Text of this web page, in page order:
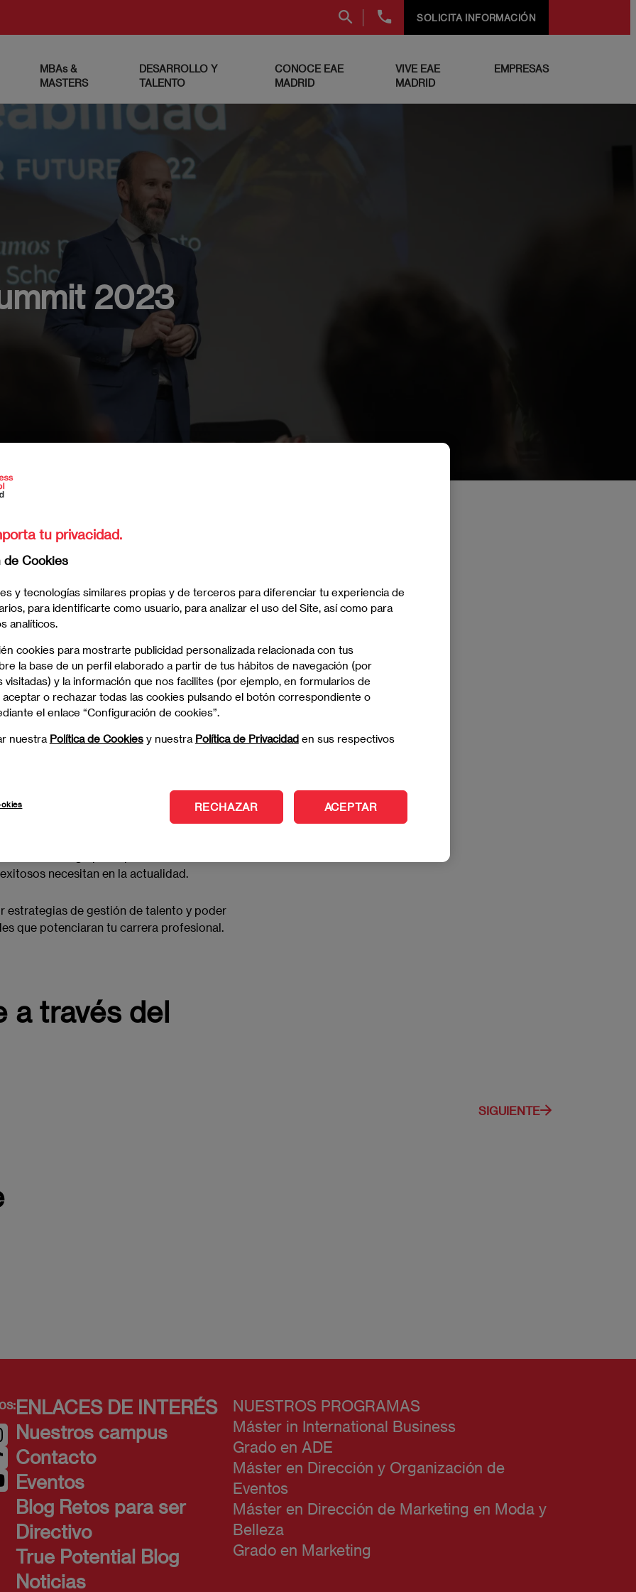
+34
91
SOLICITA INFORMACIÓN
MBAs &
MASTERS
DESARROLLO Y
TALENTO
CONOCE EAE
MADRID
VIVE EAE
MADRID
EMPRESAS
2023
Summit 2023 en Madrid
experiencia que os permitirá conocer las
están implementando.
sobre“Talento exponencial para diseñar un
del Málaga Silver Economy Hub y Top
Villoch.
por 4 ponentes en el que compartirán
necesita en la actualidad en la que
establecer valiosas conexiones con
networking que te permitirá conocer las
necesitan en la actualidad.
de gestión de talento y poder
que potenciaran tu carrera profesional.
a través del
SIGUIENTE
ENLACES DE INTERÉS
Nuestros campus
Contacto
Eventos
Blog Retos para ser
Directivo
True Potential Blog
Noticias
NUESTROS PROGRAMAS
Máster in International Business
Grado en ADE
Máster en Dirección y Organización de
Eventos
Máster en Dirección de Marketing en Moda y
Belleza
Grado en Marketing
tu privacidad.
Cookies
y tecnologías similares propias y de terceros para diferenciar tu experiencia de
para identificarte como usuario, para analizar el uso del Site, así como para
analíticos.
cookies para mostrarte publicidad personalizada relacionada con tus
la base de un perfil elaborado a partir de tus hábitos de navegación (por
visitadas) y la información que nos facilites (por ejemplo, en formularios de
aceptar o rechazar todas las cookies pulsando el botón correspondiente o
el enlace “Configuración de cookies”.
nuestra Política de Cookiesy nuestra Política de Privacidaden sus respectivos
RECHAZAR ACEPTAR